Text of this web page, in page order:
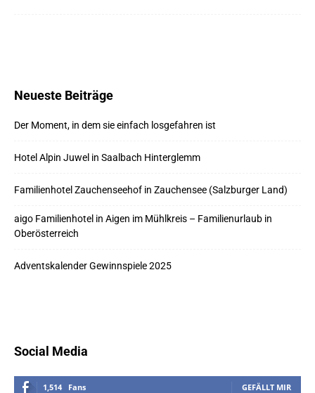
Neueste Beiträge
Der Moment, in dem sie einfach losgefahren ist
Hotel Alpin Juwel in Saalbach Hinterglemm
Familienhotel Zauchenseehof in Zauchensee (Salzburger Land)
aigo Familienhotel in Aigen im Mühlkreis – Familienurlaub in
Oberösterreich
Adventskalender Gewinnspiele 2025
Social Media
1,514 Fans GEFÄLLT MIR